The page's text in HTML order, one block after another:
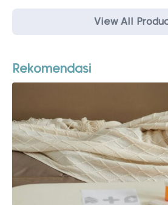
View All
Rekomendasi